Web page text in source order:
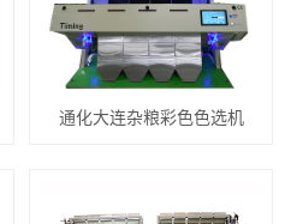
通化大连杂粮彩色色选机